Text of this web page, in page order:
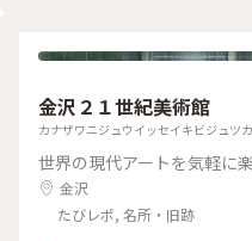
金沢２１世紀美術館
カナザワニジュウイッセイキビジュツ
世界の現代アートを気軽に
金沢
たびレポ, 名所・旧跡